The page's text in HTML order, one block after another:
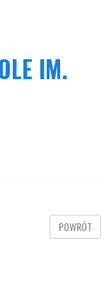
IM.
POWRÓT